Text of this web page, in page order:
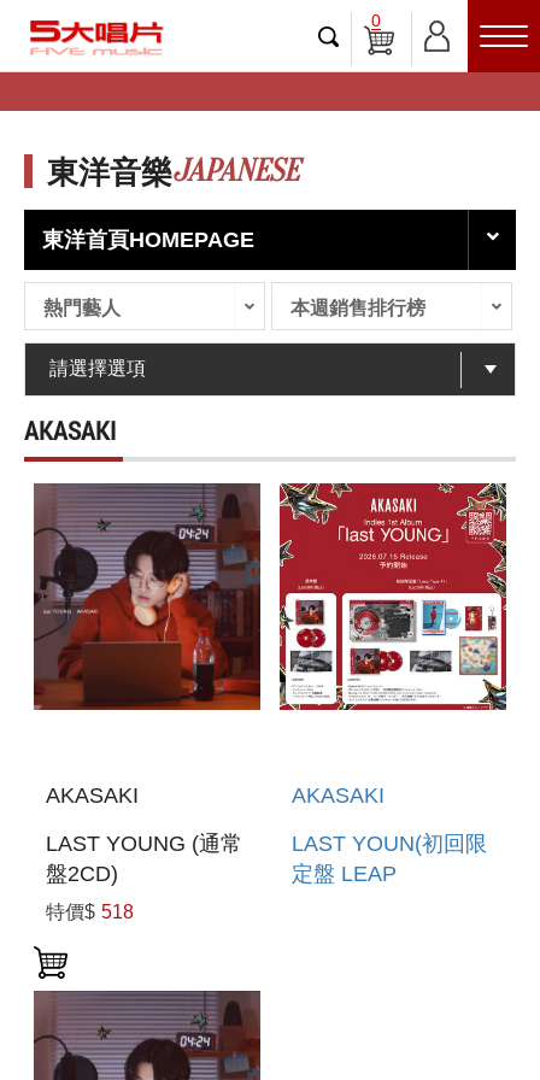
0
東洋音樂JAPANESE
東洋首頁HOMEPAGE
熱門藝人 本週銷售排行榜
AKASAKI
AKASAKI
LAST YOUNG (通常
盤2CD)
特價$ 518
AKASAKI
LAST YOUN(初回限
定盤 LEAP